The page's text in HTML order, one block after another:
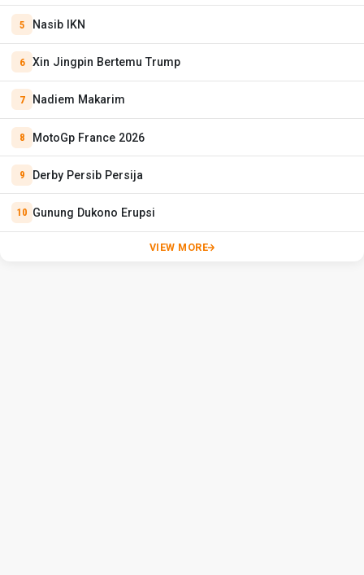
Nasib IKN
Xin Jingpin Bertemu Trump
Nadiem Makarim
MotoGp France 2026
Derby Persib Persija
Gunung Dukono Erupsi
VIEW MORE